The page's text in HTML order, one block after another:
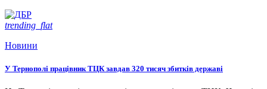
trending_flat
Новини
У Тернополі працівник ТЦК завдав 320 тисяч збитків державі